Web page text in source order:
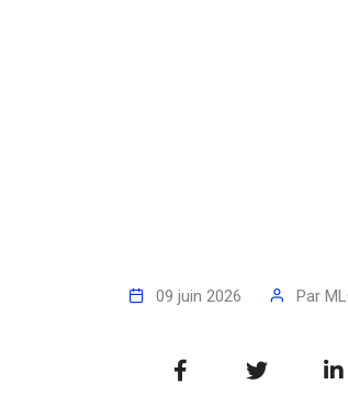
09 juin 2026 Par